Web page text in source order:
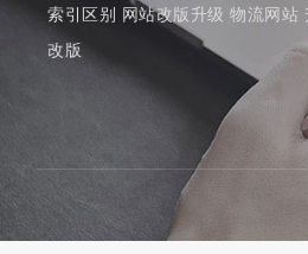
索引区别 网站改版升级 物流网站
改版